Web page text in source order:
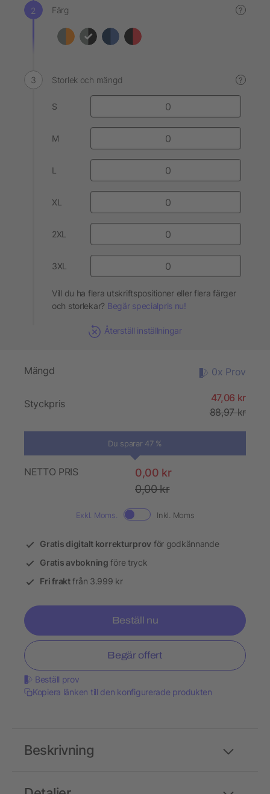
Färg ?
Storlek och mängd ?
S
M
L
XL
2XL
3XL
Vill du ha flera utskriftspositioner eller flera färger
och storlekar? Begär specialpris nu!
Återställ inställningar
Mängd 0x Prov
Styckpris
47,06 kr
88,97 kr
Du sparar 47 %
NETTO PRIS
0,00 kr
0,00 kr
Exkl. Moms. Inkl. Moms
Gratis digitalt korrekturprov för godkännande
Gratis avbokning före tryck
Fri fraktfrån 3.999 kr
Beställ nu
Begär offert
Beställ prov
Kopiera länken till den konfigurerade produkten
Beskrivning